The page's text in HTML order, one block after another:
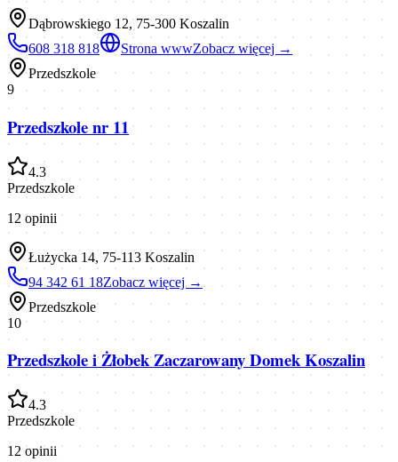
Dąbrowskiego 12, 75-300 Koszalin
608 318 818
Strona wwwZobacz więcej →
Przedszkole
9
Przedszkole nr 11
4.3
Przedszkole
12 opinii
Łużycka 14, 75-113 Koszalin
94 342 61 18Zobacz więcej →
Przedszkole
10
Przedszkole i Żłobek Zaczarowany Domek Koszalin
4.3
Przedszkole
12 opinii